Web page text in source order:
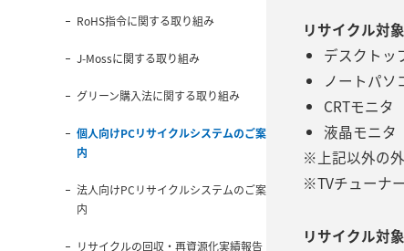
リサイクル対
デスクトッ
ノートパソ
CRTモニタ
液晶モニタ
※上記以外の
※TVチューナ
リサイクル対
RoHS指令に関する取り組み
J-Mossに関する取り組み
グリーン購入法に関する取り組み
個人向けPCリサイクルシステムのご案
内
法人向けPCリサイクルシステムのご案
内
リサイクルの回収・再資源化実績報告